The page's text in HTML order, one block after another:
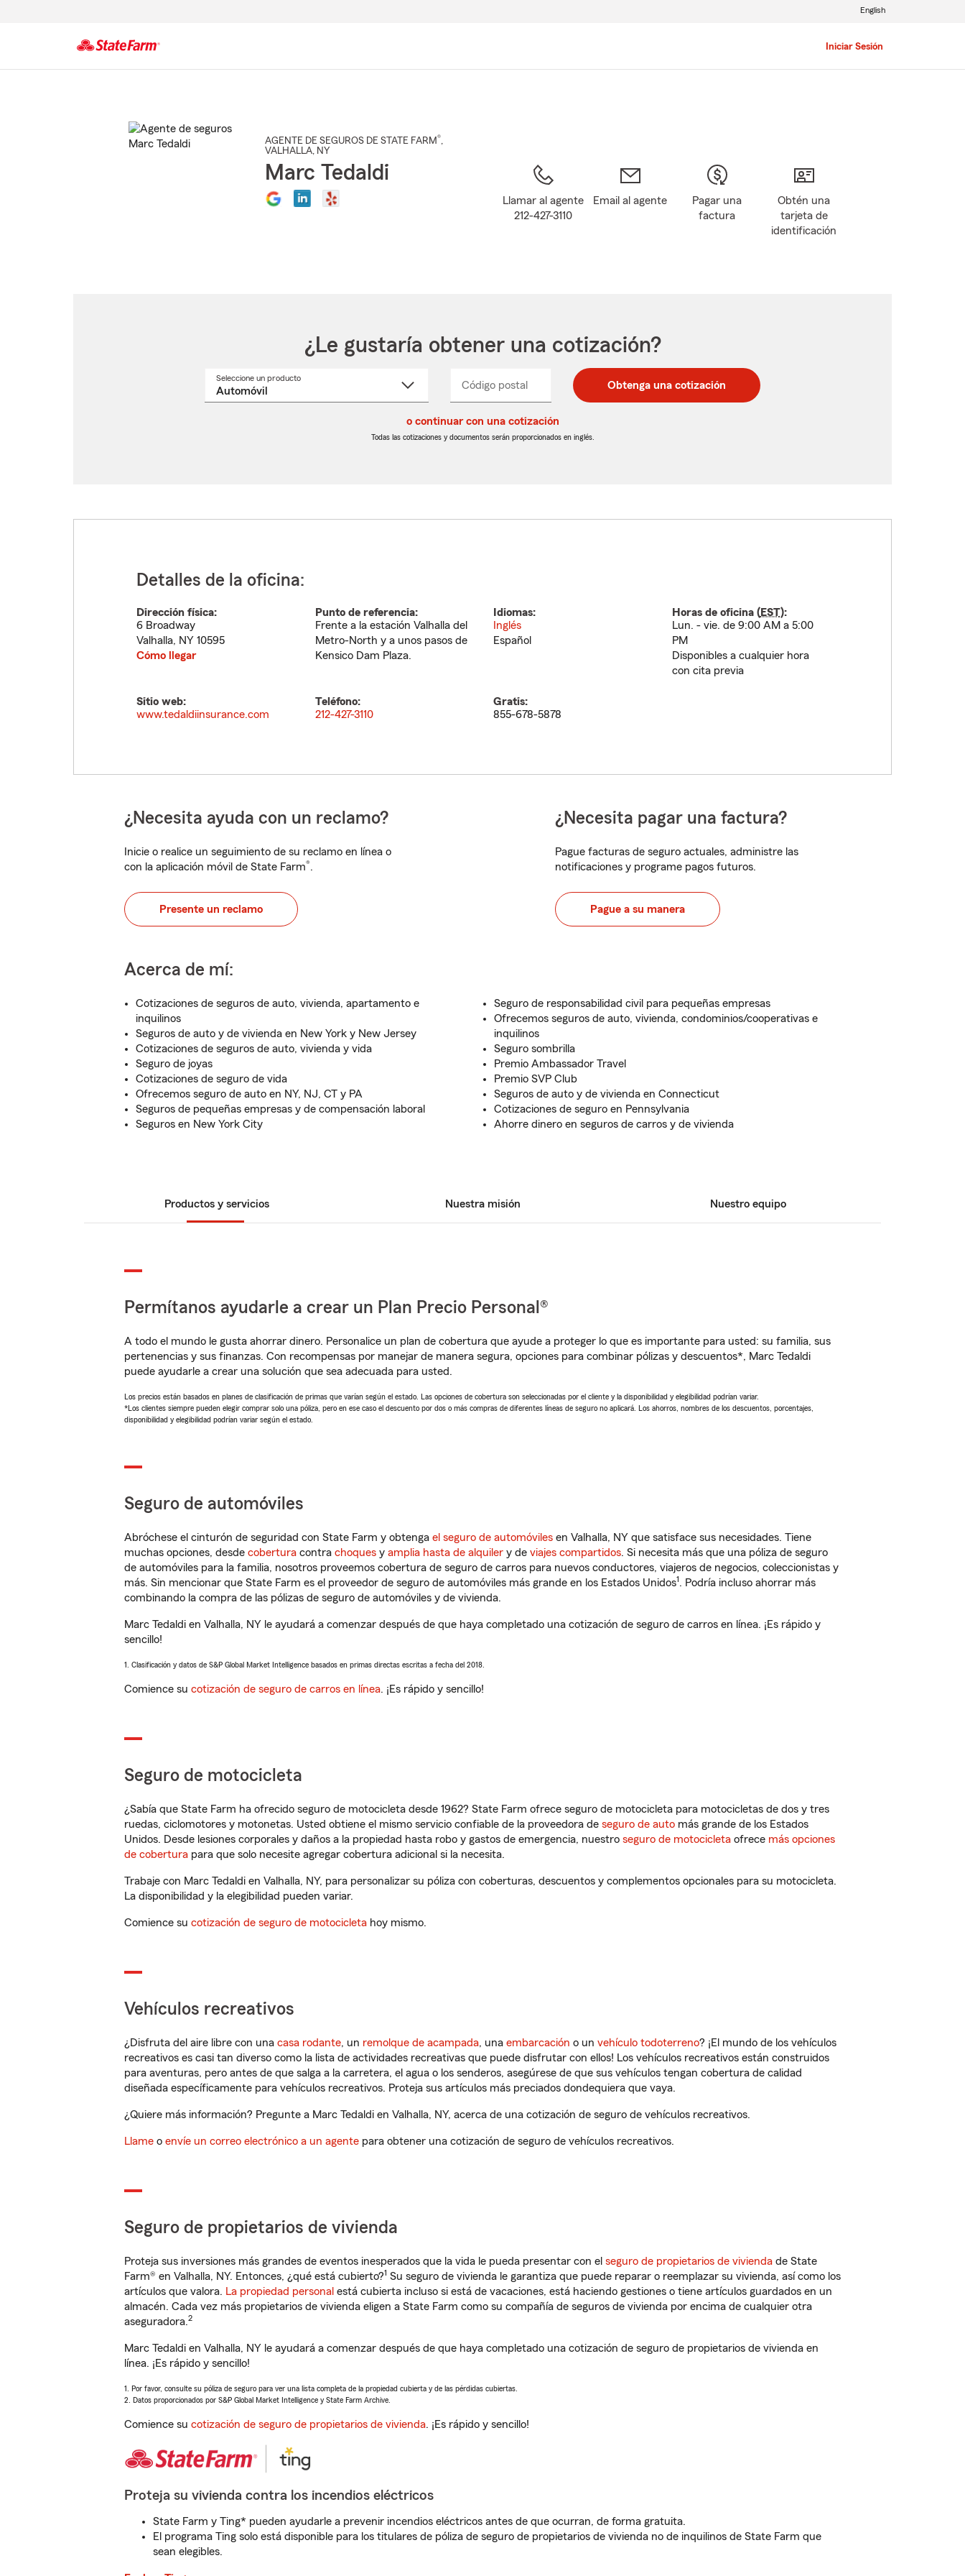
Iniciar Sesión
English
AGENTE DE SEGUROS DE STATE FARM®,
VALHALLA, NY
Marc Tedaldi
Llamar al agente
212-427-3110
Email al agente
Pagar una
factura
Obtén una
tarjeta de
identificación
¿Le gustaría obtener una cotización?
Seleccione un productoSeleccione
Código postal
postal
de
postal
de
_____ Obtenga una cotización
o continuar con una cotización
Todas las cotizaciones y documentos serán proporcionados en inglés.
Detalles de la oficina:
Dirección física:
6 Broadway
Valhalla, NY 10595
Cómo llegar
Punto de referencia:
Frente a la estación Valhalla del
Metro-North y a unos pasos de
Kensico Dam Plaza.
Idiomas:
Inglés
Español
Horas de oficina (EST):
Lun. - vie. de 9:00 AM a 5:00
PM
Disponibles a cualquier hora
con cita previa
Sitio web:
www.tedaldiinsurance.com
Teléfono:
212-427-3110
Gratis:
855-678-5878
¿Necesita ayuda con un reclamo?
Inicie o realice un seguimiento de su reclamo en línea o
con la aplicación móvil de State Farm®.
Presente un reclamo
¿Necesita pagar una factura?
Pague facturas de seguro actuales, administre las
notificaciones y programe pagos futuros.
Pague a su manera
Acerca de mí:
Cotizaciones de seguros de auto, vivienda, apartamento e
inquilinos
Seguros de auto y de vivienda en New York y New Jersey
Cotizaciones de seguros de auto, vivienda y vida
Seguro de joyas
Cotizaciones de seguro de vida
Ofrecemos seguro de auto en NY, NJ, CT y PA
Seguros de pequeñas empresas y de compensación laboral
Seguros en New York City
Seguro de responsabilidad civil para pequeñas empresas
Ofrecemos seguros de auto, vivienda, condominios/cooperativas e
inquilinos
Seguro sombrilla
Premio Ambassador Travel
Premio SVP Club
Seguros de auto y de vivienda en Connecticut
Cotizaciones de seguro en Pennsylvania
Ahorre dinero en seguros de carros y de vivienda
Productos y servicios Nuestra misión Nuestro equipo
Permítanos ayudarle a crear un Plan Precio Personal®
A todo el mundo le gusta ahorrar dinero. Personalice un plan de cobertura que ayude a proteger lo que es importante para usted: su familia, sus
pertenencias y sus finanzas. Con recompensas por manejar de manera segura, opciones para combinar pólizas y descuentos*, Marc Tedaldi
puede ayudarle a crear una solución que sea adecuada para usted.
Los precios están basados en planes de clasificación de primas que varían según el estado. Las opciones de cobertura son seleccionadas por el cliente y la disponibilidad y elegibilidad podrían variar.
*Los clientes siempre pueden elegir comprar solo una póliza, pero en ese caso el descuento por dos o más compras de diferentes líneas de seguro no aplicará. Los ahorros, nombres de los descuentos, porcentajes,
disponibilidad y elegibilidad podrían variar según el estado.
Seguro de automóviles
Abróchese el cinturón de seguridad con State Farm y obtenga el seguro de automóviles en Valhalla, NY que satisface sus necesidades. Tiene
muchas opciones, desde cobertura contra choques y amplia hasta de alquiler y de viajes compartidos. Si necesita más que una póliza de seguro
de automóviles para la familia, nosotros proveemos cobertura de seguro de carros para nuevos conductores, viajeros de negocios, coleccionistas y
más. Sin mencionar que State Farm es el proveedor de seguro de automóviles más grande en los Estados Unidos1. Podría incluso ahorrar más
combinando la compra de las pólizas de seguro de automóviles y de vivienda.
Marc Tedaldi en Valhalla, NY le ayudará a comenzar después de que haya completado una cotización de seguro de carros en línea. ¡Es rápido y
sencillo!
1. Clasificación y datos de S&P Global Market Intelligence basados en primas directas escritas a fecha del 2018.
Comience su cotización de seguro de carros en línea. ¡Es rápido y sencillo!
Seguro de motocicleta
¿Sabía que State Farm ha ofrecido seguro de motocicleta desde 1962? State Farm ofrece seguro de motocicleta para motocicletas de dos y tres
ruedas, ciclomotores y motonetas. Usted obtiene el mismo servicio confiable de la proveedora de seguro de auto más grande de los Estados
Unidos. Desde lesiones corporales y daños a la propiedad hasta robo y gastos de emergencia, nuestro seguro de motocicleta ofrece más opciones
de cobertura para que solo necesite agregar cobertura adicional si la necesita.
Trabaje con Marc Tedaldi en Valhalla, NY, para personalizar su póliza con coberturas, descuentos y complementos opcionales para su motocicleta.
La disponibilidad y la elegibilidad pueden variar.
Comience su cotización de seguro de motocicleta hoy mismo.
Vehículos recreativos
¿Disfruta del aire libre con una casa rodante, un remolque de acampada, una embarcación o un vehículo todoterreno? ¡El mundo de los vehículos
recreativos es casi tan diverso como la lista de actividades recreativas que puede disfrutar con ellos! Los vehículos recreativos están construidos
para aventuras, pero antes de que salga a la carretera, el agua o los senderos, asegúrese de que sus vehículos tengan cobertura de calidad
diseñada específicamente para vehículos recreativos. Proteja sus artículos más preciados dondequiera que vaya.
¿Quiere más información? Pregunte a Marc Tedaldi en Valhalla, NY, acerca de una cotización de seguro de vehículos recreativos.
Llame o envíe un correo electrónico a un agente para obtener una cotización de seguro de vehículos recreativos.
Seguro de propietarios de vivienda
Proteja sus inversiones más grandes de eventos inesperados que la vida le pueda presentar con el seguro de propietarios de vivienda de State
Farm® en Valhalla, NY. Entonces, ¿qué está cubierto?1 Su seguro de vivienda le garantiza que puede reparar o reemplazar su vivienda, así como los
artículos que valora. La propiedad personal está cubierta incluso si está de vacaciones, está haciendo gestiones o tiene artículos guardados en un
almacén. Cada vez más propietarios de vivienda eligen a State Farm como su compañía de seguros de vivienda por encima de cualquier otra
aseguradora.2
Marc Tedaldi en Valhalla, NY le ayudará a comenzar después de que haya completado una cotización de seguro de propietarios de vivienda en
línea. ¡Es rápido y sencillo!
1. Por favor, consulte su póliza de seguro para ver una lista completa de la propiedad cubierta y de las pérdidas cubiertas.
2. Datos proporcionados por S&P Global Market Intelligence y State Farm Archive.
Comience su cotización de seguro de propietarios de vivienda. ¡Es rápido y sencillo!
Proteja su vivienda contra los incendios eléctricos
State Farm y Ting* pueden ayudarle a prevenir incendios eléctricos antes de que ocurran, de forma gratuita.
El programa Ting solo está disponible para los titulares de póliza de seguro de propietarios de vivienda no de inquilinos de State Farm que
sean elegibles.